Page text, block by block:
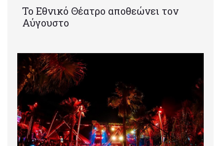
Το Εθνικό Θέατρο αποθεώνει τον
Αύγουστο